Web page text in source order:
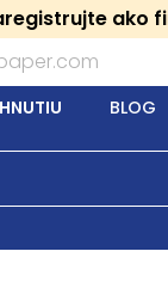
ako
BLOG